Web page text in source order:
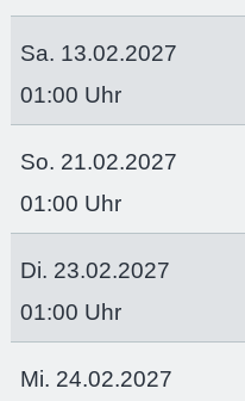
Sa. 13.02.2027
01:00 Uhr
So. 21.02.2027
01:00 Uhr
Di. 23.02.2027
01:00 Uhr
Mi. 24.02.2027